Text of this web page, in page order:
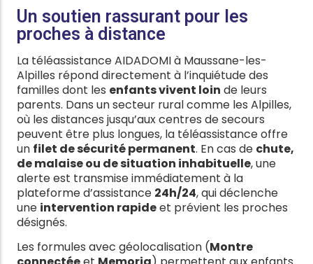
Un soutien rassurant pour les
proches à distance
La téléassistance AIDADOMI à Maussane-les-
Alpilles répond directement à l’inquiétude des
familles dont les enfants vivent loin de leurs
parents. Dans un secteur rural comme les Alpilles,
où les distances jusqu’aux centres de secours
peuvent être plus longues, la téléassistance offre
un filet de sécurité permanent. En cas de chute,
de malaise ou de situation inhabituelle, une
alerte est transmise immédiatement à la
plateforme d’assistance 24h/24, qui déclenche
une intervention rapideet prévient les proches
désignés.
Les formules avec géolocalisation (Montre